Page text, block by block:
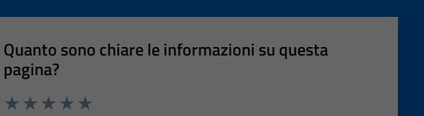
Quanto sono chiare le informazioni su questa
pagina?